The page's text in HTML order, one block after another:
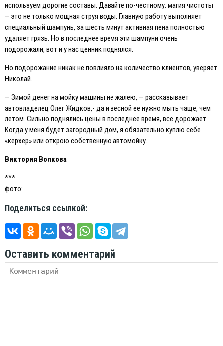
используем дорогие составы. Давайте по-честному: магия чистоты
— это не только мощная струя воды. Главную работу выполняет
специальный шампунь, за шесть минут активная пена полностью
удаляет грязь. Но в последнее время эти шампуни очень
подорожали, вот и у нас ценник поднялся.
Но подорожание никак не повлияло на количество клиентов, уверяет
Николай.
— Зимой денег на мойку машины не жалею, — рассказывает
автовладелец Олег Жидков,- да и весной ее нужно мыть чаще, чем
летом. Сильно поднялись цены в последнее время, все дорожает.
Когда у меня будет загородный дом, я обязательно куплю себе
«керхер» или открою собственную автомойку.
Виктория Волкова
***
фото:
Поделиться ссылкой:
Оставить комментарий